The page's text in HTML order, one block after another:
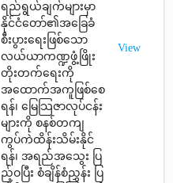
ရည်ရွယ်ချက်များမှာ
နိုင်ငံတော်၏အခြေခံ
စီးပွားရေးဖြစ်သော
လယ်ယာကဏ္ဍဖွံ့ဖြိုး
တိုးတက်ရေးကို
အထောက်အကူဖြစ်စေ
ရန်၊ မြေသြဇာလုပ်ငန်း
များကို စနစ်တကျ
ကွပ်ကဲထိန်းသိမ်းနိုင်
ရန်၊ အရည်အသွေး ပြ
ည့်ဝပြီး စံချိန်စံညွှန်း ပြ
View